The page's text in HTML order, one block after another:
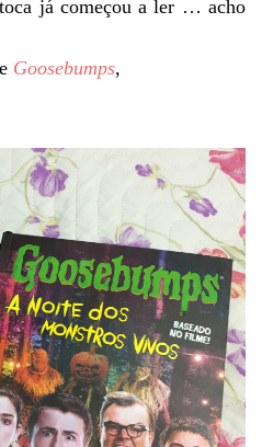
já começou a ler … acho
Goosebumps,